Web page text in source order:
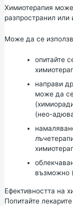
Химиотерапия
разпространил или
Може да се
опитайте
направи
може да
(нео-
възможно
Ефективността на
Попитайте